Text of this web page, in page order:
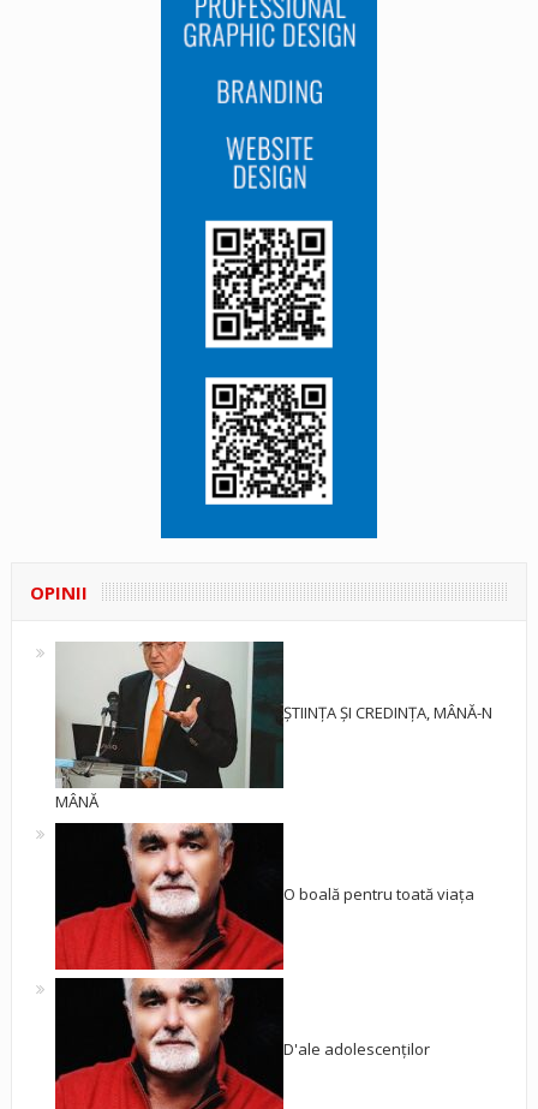
OPINII
ȘTIINȚA ȘI CREDINȚA, MÂNĂ-N
MÂNĂ
O boală pentru toată viața
D'ale adolescenților